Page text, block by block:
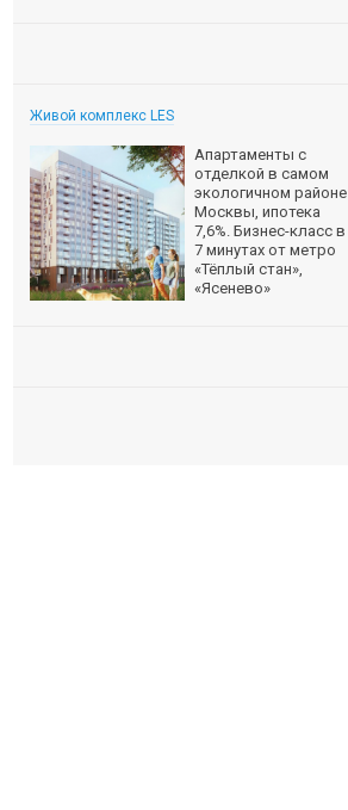
Живой комплекс LES
Апартаменты с
отделкой в самом
экологичном районе
Москвы, ипотека
7,6%. Бизнес-класс в
7 минутах от метро
«Тёплый стан»,
«Ясенево»